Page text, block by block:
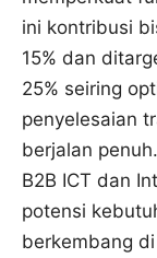
ini kontribusi
15% dan
25% seiring
penyelesaian
berjalan
B2B ICT dan
potensi
berkembang